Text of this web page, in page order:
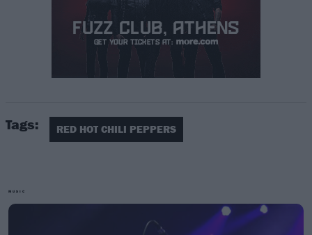
Peppers, Chad Smith, είπε λίγα αλλά πολύ
σημαντικά.
«Είμαστε ενθουσιασμένοι. Τα
Tags: RED HOT CHILI PEPPERS
MUSIC